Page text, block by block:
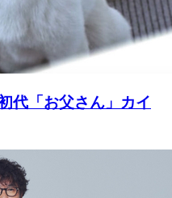
代「お父さん」カイ